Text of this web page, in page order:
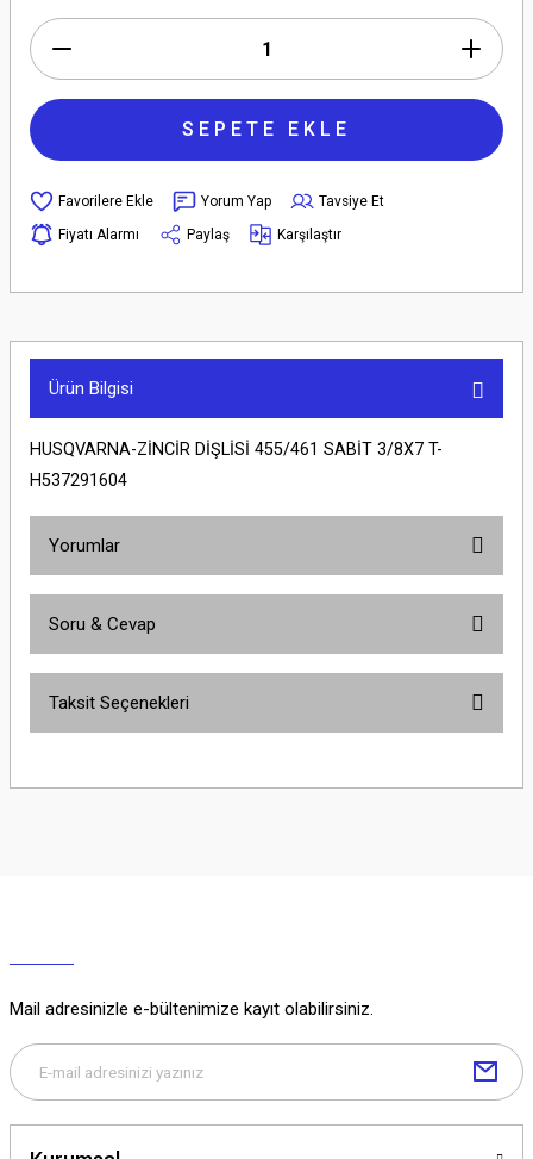
SEPETE EKLE
Yorum Yap
Tavsiye Et
Fiyatı Alarmı
Paylaş Karşılaştır
Ürün Bilgisi
HUSQVARNA-ZİNCİR DİŞLİSİ 455/461 SABİT 3/8X7 T-
H537291604
Yorumlar
Soru & Cevap
Soru Sor
Taksit Seçenekleri
Mail adresinizle e-bültenimize kayıt olabilirsiniz.